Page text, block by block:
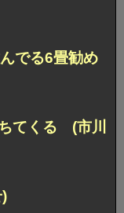
でる6畳勧め
てくる (市川